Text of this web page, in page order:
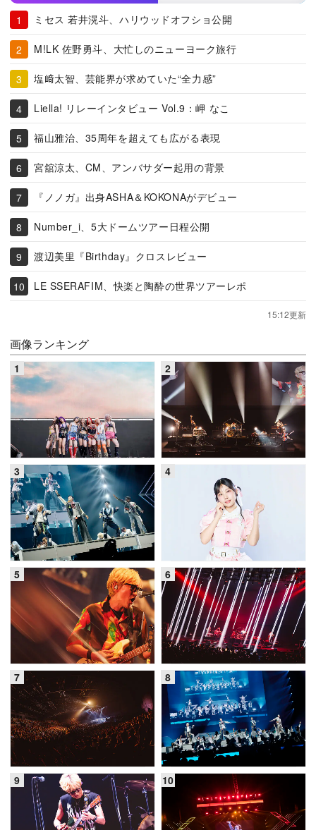
ミセス 若井滉斗、ハリウッドオフショ公開
M!LK 佐野勇斗、大忙しのニューヨーク旅行
塩﨑太智、芸能界が求めていた“全力感”
Liella! リレーインタビュー Vol.9：岬 なこ
福山雅治、35周年を超えても広がる表現
宮舘涼太、CM、アンバサダー起用の背景
『ノノガ』出身ASHA＆KOKONAがデビュー
Number_i、5大ドームツアー日程公開
渡辺美里『Birthday』クロスレビュー
LE SSERAFIM、快楽と陶酔の世界ツアーレポ
15:12更新
画像ランキング